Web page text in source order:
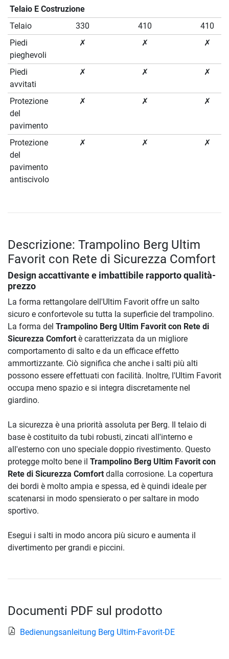
Telaio E Costruzione
Telaio
330 410
410
Piedi
pieghevoli
✗ ✗ ✗
Piedi
avvitati
✗ ✗ ✗
Protezione
del
pavimento
✗ ✗ ✗
Protezione
del
pavimento
antiscivolo
✗ ✗ ✗
Descrizione: Trampolino Berg Ultim
Favorit con Rete di Sicurezza Comfort
Design accattivante e imbattibile rapporto qualità-
prezzo
La forma rettangolare dell'Ultim Favorit offre un salto
sicuro e confortevole su tutta la superficie del trampolino.
La forma del Trampolino Berg Ultim Favorit con Rete di
Sicurezza Comfort è caratterizzata da un migliore
comportamento di salto e da un efficace effetto
ammortizzante. Ciò significa che anche i salti più alti
possono essere effettuati con facilità. Inoltre, l'Ultim Favorit
occupa meno spazio e si integra discretamente nel
giardino.
La sicurezza è una priorità assoluta per Berg. Il telaio di
base è costituito da tubi robusti, zincati all'interno e
all'esterno con uno speciale doppio rivestimento. Questo
protegge molto bene il Trampolino Berg Ultim Favorit con
Rete di Sicurezza Comfort dalla corrosione. La copertura
dei bordi è molto ampia e spessa, ed è quindi ideale per
scatenarsi in modo spensierato o per saltare in modo
sportivo.
Esegui i salti in modo ancora più sicuro e aumenta il
divertimento per grandi e piccini.
Documenti PDF sul prodotto
Bedienungsanleitung Berg Ultim-Favorit-DE